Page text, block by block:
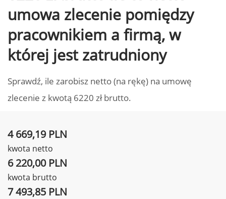
umowa zlecenie pomiędzy
pracownikiem a firmą, w
której jest zatrudniony
Sprawdź, ile zarobisz netto (na rękę) na umowę
zlecenie z kwotą 6220 zł brutto.
4 669,19 PLN
kwota netto
6 220,00 PLN
kwota brutto
7 493,85 PLN